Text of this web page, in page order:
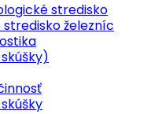
stredisko
železníc